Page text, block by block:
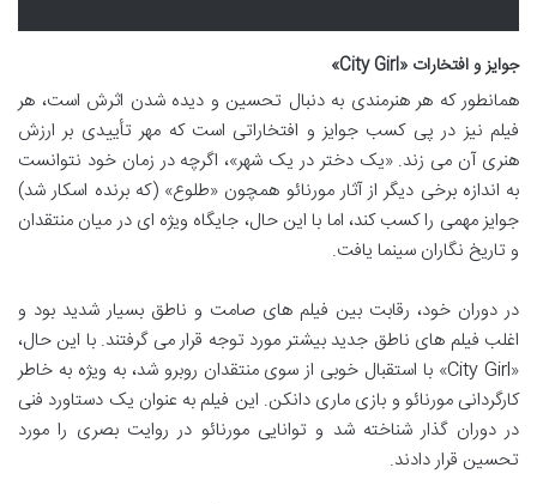
جوایز و افتخارات «City Girl»
همانطور که هر هنرمندی به دنبال تحسین و دیده شدن اثرش است، هر
فیلم نیز در پی کسب جوایز و افتخاراتی است که مهر تأییدی بر ارزش
هنری آن می زند. «یک دختر در یک شهر»، اگرچه در زمان خود نتوانست
به اندازه برخی دیگر از آثار مورنائو همچون «طلوع» (که برنده اسکار شد)
جوایز مهمی را کسب کند، اما با این حال، جایگاه ویژه ای در میان منتقدان
و تاریخ نگاران سینما یافت.
در دوران خود، رقابت بین فیلم های صامت و ناطق بسیار شدید بود و
اغلب فیلم های ناطق جدید بیشتر مورد توجه قرار می گرفتند. با این حال،
«City Girl» با استقبال خوبی از سوی منتقدان روبرو شد، به ویژه به خاطر
کارگردانی مورنائو و بازی ماری دانکن. این فیلم به عنوان یک دستاورد فنی
در دوران گذار شناخته شد و توانایی مورنائو در روایت بصری را مورد
تحسین قرار دادند.